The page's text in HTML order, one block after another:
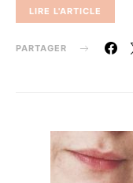
LIRE L'ARTICLE
PARTAGER